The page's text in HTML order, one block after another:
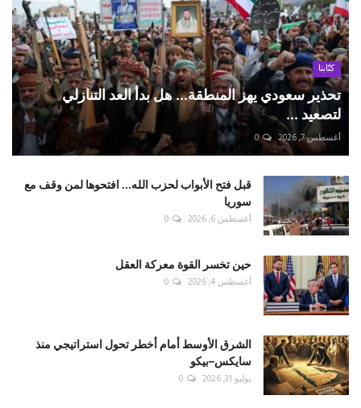
كتّابنا
تحذير سعودي يهز المنطقة... هل بدأ العد التنازلي
لتصعيد ...
أغسطس 7, 2026 0
قبل فتح الأبواب لحزب الله... افتحوها لمن وقف مع
سوريا
أغسطس 6, 2026 0
حين تخسر القوة معركة العقل
أغسطس 4, 2026 0
الشرق الأوسط أمام أخطر تحول استراتيجي منذ
سايكس–بيكو
يوليو 31, 2026 0